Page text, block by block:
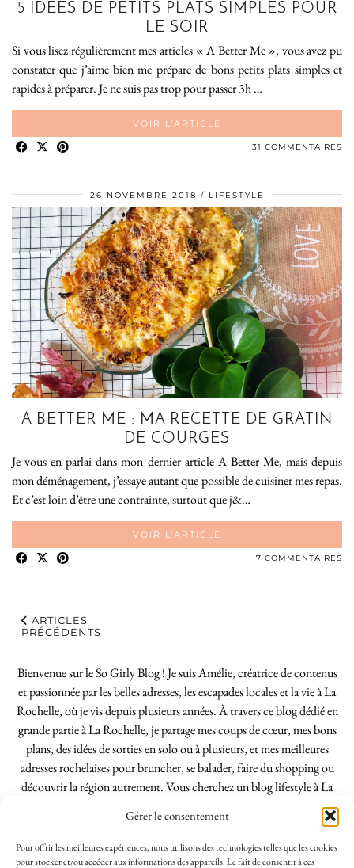
Gérer le consentement
Pour offrir les meilleures expériences, nous utilisons des technologies telles que les cookies
pour stocker et/ou accéder aux informations des appareils. Le fait de consentir à ces
5 IDÉES DE PETITS PLATS SIMPLES POUR
LE SOIR
Si vous lisez régulièrement mes articles « A Better Me », vous avez pu
constater que j’aime bien me prépare de bons petits plats simples et
rapides à préparer. Je ne suis pas trop pour passer 3h …
VOIR L’ARTICLE
31 COMMENTAIRES
26 NOVEMBRE 2018 LIFESTYLE
A BETTER ME : MA RECETTE DE GRATIN
DE COURGES
Je vous en parlai dans mon dernier article A Better Me, mais depuis
mon déménagement, j’essaye autant que possible de cuisiner mes repas.
Et c’est loin d’être une contrainte, surtout que j&…
VOIR L’ARTICLE
7 COMMENTAIRES
ARTICLES
PRÉCÉDENTS
Bienvenue sur le So Girly Blog ! Je suis Amélie, créatrice de contenus
et passionnée par les belles adresses, les escapades locales et la vie à La
Rochelle, où je vis depuis plusieurs années. À travers ce blog dédié en
grande partie à La Rochelle, je partage mes coups de cœur, mes bons
plans, des idées de sorties en solo ou à plusieurs, et mes meilleures
adresses rochelaises pour bruncher, se balader, faire du shopping ou
découvrir la région autrement. Vous cherchez un blog lifestyle à La
Rochelle, tenu par une locale ? Vous êtes au bon endroit. Que vous
soyez Rochelais·e ou de passage dans notre belle ville, j’espère que mes
articles vous aideront à profiter de La Rochelle comme un·e vrai·e
initié·e. !